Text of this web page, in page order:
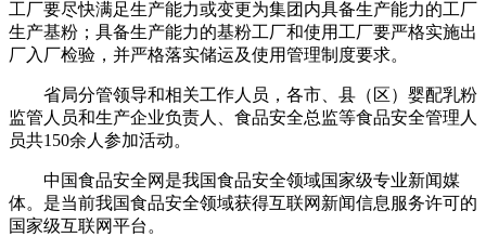
工厂要尽快满足生产能力或变更为集团内具备生产能力的工厂
生产基粉；具备生产能力的基粉工厂和使用工厂要严格实施出
厂入厂检验，并严格落实储运及使用管理制度要求。
省局分管领导和相关工作人员，各市、县（区）婴配乳粉
监管人员和生产企业负责人、食品安全总监等食品安全管理人
员共150余人参加活动。
中国食品安全网是我国食品安全领域国家级专业新闻媒
体。是当前我国食品安全领域获得互联网新闻信息服务许可的
国家级互联网平台。